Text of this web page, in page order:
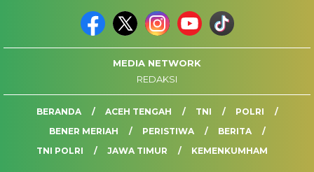
MEDIA NETWORK
REDAKSI
BERANDA ACEH TENGAH TNI
POLRI
BENER MERIAH
PERISTIWA
BERITA
TNI POLRI
JAWA TIMUR KEMENKUMHAM